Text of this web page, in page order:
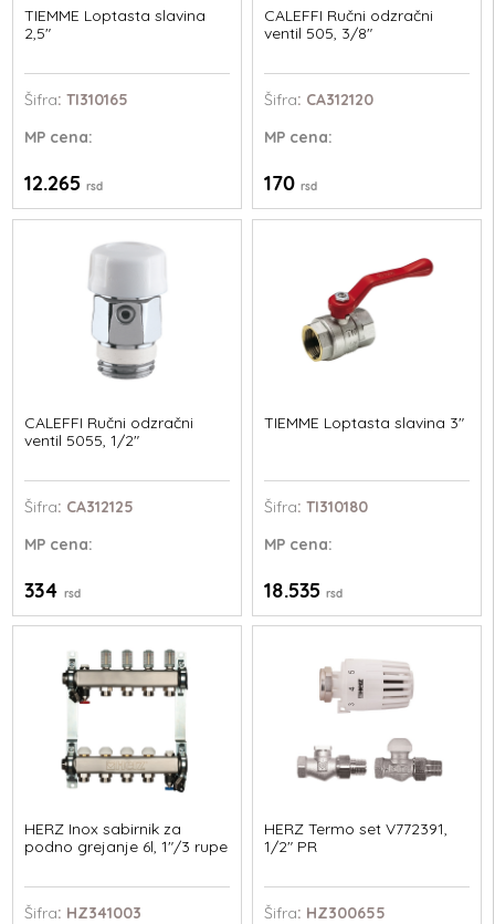
TIEMME Loptasta slavina
2,5"
Šifra: TI310165
MP cena:
12.265rsd
CALEFFI Ručni odzračni
ventil 505, 3/8"
Šifra: CA312120
MPcena:
170 rsd
CALEFFI Ručni odzračni
ventil 5055, 1/2"
Šifra: CA312125
MP cena:
334rsd
TIEMME Loptasta slavina 3"
Šifra: TI310180
MPcena:
18.535 rsd
HERZ Inox sabirnik za
podno grejanje 6l, 1"/3 rupe
Šifra: HZ341003
HERZ Termo set V772391,
1/2" PR
Šifra: HZ300655